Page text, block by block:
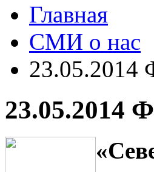
Главная
СМИ о нас
23.05.2014
23.05.2014